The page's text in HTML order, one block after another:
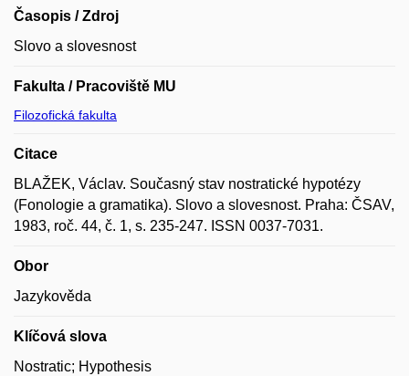
Časopis / Zdroj
Slovo a slovesnost
Fakulta / Pracoviště MU
Filozofická fakulta
Citace
BLAŽEK, Václav. Současný stav nostratické hypotézy
(Fonologie a gramatika). Slovo a slovesnost. Praha: ČSAV,
1983, roč. 44, č. 1, s. 235-247. ISSN 0037-7031.
Obor
Jazykověda
Klíčová slova
Nostratic; Hypothesis